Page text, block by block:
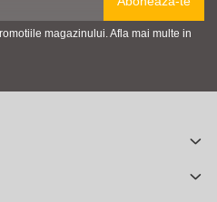
magazinului. Afla mai multe in